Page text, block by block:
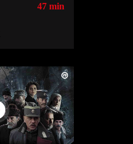
47 min